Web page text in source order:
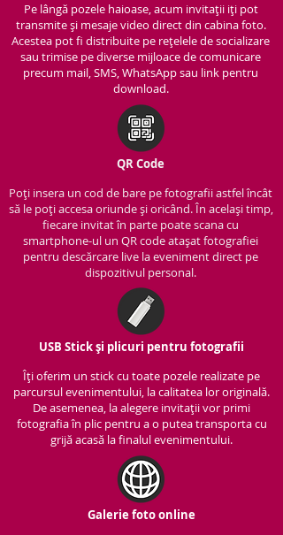
Pe lângă pozele haioase, acum invitații iți pot
transmite și mesaje video direct din cabina foto.
Acestea pot fi distribuite pe rețelele de socializare
sau trimise pe diverse mijloace de comunicare
precum mail, SMS, WhatsApp sau link pentru
download.
QR Code
Poți insera un cod de bare pe fotografii astfel încât
să le poți accesa oriunde și oricând. În același timp,
fiecare invitat în parte poate scana cu
smartphone-ul un QR code atașat fotografiei
pentru descărcare live la eveniment direct pe
dispozitivul personal.
USB Stick și plicuri pentru fotografii
Îți oferim un stick cu toate pozele realizate pe
parcursul evenimentului, la calitatea lor originală.
De asemenea, la alegere invitații vor primi
fotografia în plic pentru a o putea transporta cu
grijă acasă la finalul evenimentului.
Galerie foto online